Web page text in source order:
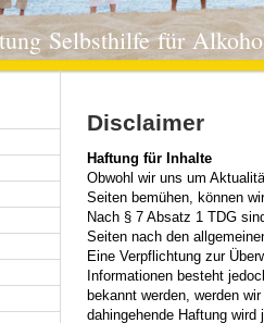
Selbsthilfe für
Disclaimer
Haftung für Inhalte
Obwohl wir uns um
Seiten bemühen, können
Nach § 7 Absatz 1 TDG
Seiten nach den
Eine Verpflichtung zur
Informationen besteht
bekannt werden, werden
dahingehende Haftung